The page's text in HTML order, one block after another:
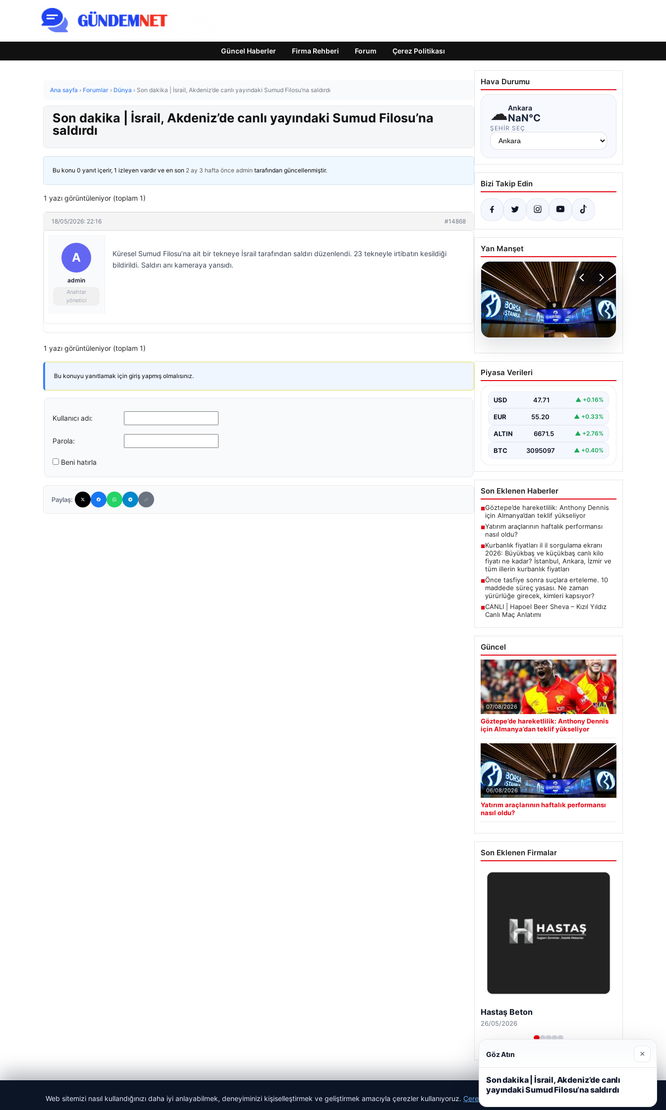
Güncel Haberler Firma Rehberi Forum Çerez Politikası
Ana sayfa › Forumlar › Dünya › Son dakika | İsrail, Akdeniz’de canlı yayındaki Sumud Filosu’na saldırdı
Son dakika | İsrail, Akdeniz’de canlı yayındaki Sumud Filosu’na
saldırdı
Bu konu 0 yanıt içerir, 1 izleyen vardır ve en son 2 ay 3 hafta önce admin tarafından güncellenmiştir.
1 yazı görüntüleniyor (toplam 1)
18/05/2026: 22:16 #14868
A
admin
Anahtar
yönetici
Küresel Sumud Filosu’na ait bir tekneye İsrail tarafından saldırı düzenlendi. 23 tekneyle irtibatın kesildiği
bildirildi. Saldırı anı kameraya yansıdı.
1 yazı görüntüleniyor (toplam 1)
Bu konuyu yanıtlamak için giriş yapmış olmalısınız.
Kullanıcı adı:
Parola:
Beni hatırla
Paylaş:
Hava Durumu
☁Ankara
NaN°C
ŞEHIR SEÇ
Bizi Takip Edin
Yan Manşet
Yatırım araçlarının haftalık
performansı nasıl oldu?
Piyasa Verileri
USD 47.71 ▲ +0.16%
EUR 55.20 ▲ +0.33%
ALTIN 6671.5 ▲ +2.76%
BTC 3095097 ▲ +0.40%
Son Eklenen Haberler
■Göztepe’de hareketlilik: Anthony Dennis
için Almanya’dan teklif yükseliyor
■Yatırım araçlarının haftalık performansı
nasıl oldu?
■Kurbanlık fiyatları il il sorgulama ekranı
2026: Büyükbaş ve küçükbaş canlı kilo
fiyatı ne kadar? İstanbul, Ankara, İzmir ve
tüm illerin kurbanlık fiyatları
■Önce tasfiye sonra suçlara erteleme. 10
maddede süreç yasası. Ne zaman
yürürlüğe girecek, kimleri kapsıyor?
■CANLI | Hapoel Beer Sheva – Kızıl Yıldız
Canlı Maç Anlatımı
Güncel
07/08/2026
Göztepe’de hareketlilik: Anthony Dennis
için Almanya’dan teklif yükseliyor
06/08/2026
Yatırım araçlarının haftalık performansı
nasıl oldu?
Son Eklenen Firmalar
Hastaş Beton
26/05/2026
© 2026 GündemNET – Güncel Haberler
Web sitemizi nasıl kullandığınızı daha iyi anlayabilmek, deneyiminizi kişiselleştirmek ve geliştirmek amacıyla çerezler kullanıyoruz. Çerez Politikamız
Göz Atın ×
Son dakika | İsrail, Akdeniz’de canlı
yayındaki Sumud Filosu’na saldırdı